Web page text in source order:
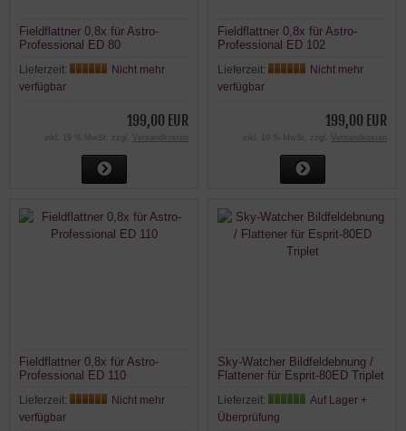
Fieldflattner 0,8x für Astro-
Professional ED 80
Lieferzeit:
Nicht mehr
verfügbar
199,00 EUR
inkl. 19 % MwSt. zzgl. Versandkosten
Fieldflattner 0,8x für Astro-
Professional ED 102
Lieferzeit:
Nicht mehr
verfügbar
199,00 EUR
inkl. 19 % MwSt. zzgl. Versandkosten
Fieldflattner 0,8x für Astro-
Professional ED 110
Lieferzeit:
Nicht mehr
verfügbar
Sky-Watcher Bildfeldebnung /
Flattener für Esprit-80ED Triplet
Lieferzeit:
Auf Lager +
Überprüfung